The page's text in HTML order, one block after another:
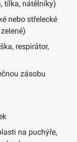
tílka, nátělníky)
nebo střelecké
respirátor,
zásobu
na puchýře,